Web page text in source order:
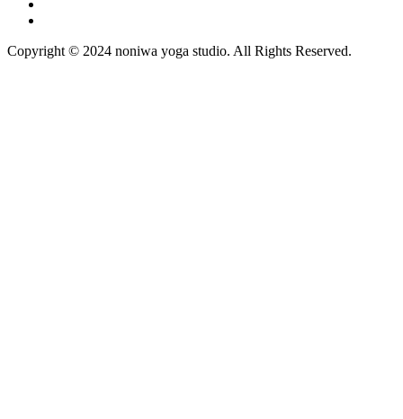
Copyright © 2024 noniwa yoga studio. All Rights Reserved.